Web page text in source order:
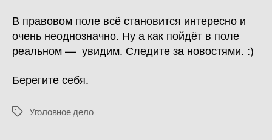
В правовом поле всё становится интересно и
очень неоднозначно. Ну а как пойдёт в поле
реальном — увидим. Следите за новостями. :)
Берегите себя.
МеткиУголовное дело